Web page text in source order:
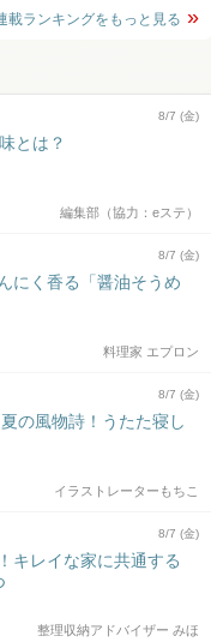
載ランキングをもっと見る
8/7 (金)
とは？
編集部（協力：eステ）
8/7 (金)
にく香る「醤油そうめ
料理家 エプロン
8/7 (金)
の風物詩！うたた寝し
イラストレーターもちこ
8/7 (金)
キレイな家に共通する
整理収納アドバイザー みほ